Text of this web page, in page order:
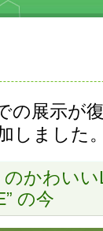
の展示が
しました
かわい
の今